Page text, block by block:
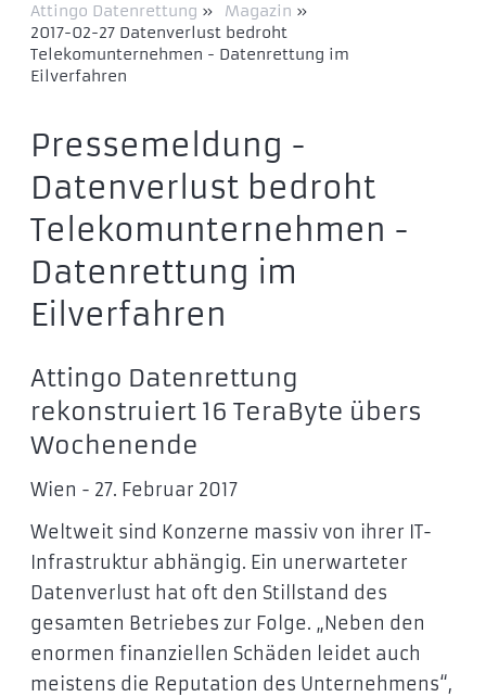
Attingo Datenrettung » Magazin »
2017-02-27 Datenverlust bedroht
Telekomunternehmen - Datenrettung im
Eilverfahren
Pressemeldung -
Datenverlust bedroht
Telekomunternehmen -
Datenrettung im
Eilverfahren
Attingo Datenrettung
rekonstruiert 16 TeraByte übers
Wochenende
Wien - 27. Februar 2017
Weltweit sind Konzerne massiv von ihrer IT-
Infrastruktur abhängig. Ein unerwarteter
Datenverlust hat oft den Stillstand des
gesamten Betriebes zur Folge. „Neben den
enormen finanziellen Schäden leidet auch
meistens die Reputation des Unternehmens“,